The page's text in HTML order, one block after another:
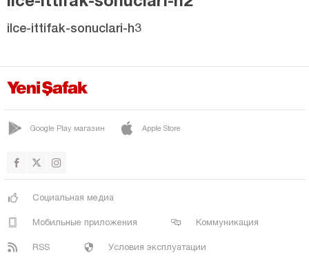
ilce-ittifak-sonuclari-h3
Google Play магазин Apple Store
Социальная медиа
Мобильные приложения Коммуникация
RSS Условия эксплуатации